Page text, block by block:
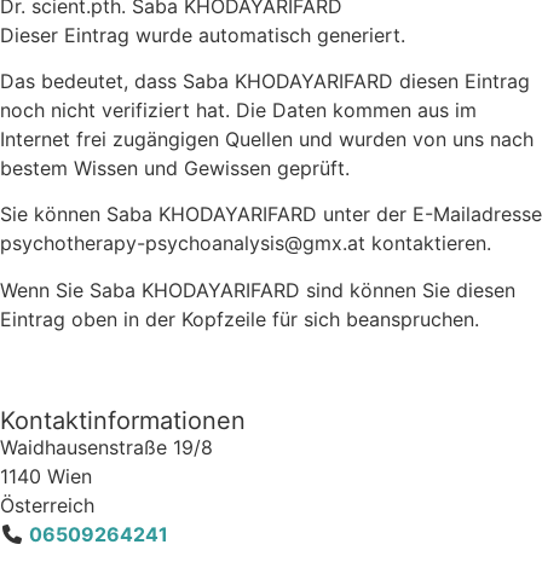
Dr. scient.pth. Saba KHODAYARIFARD
Dieser Eintrag wurde automatisch generiert.
Das bedeutet, dass Saba KHODAYARIFARD diesen Eintrag
noch nicht verifiziert hat. Die Daten kommen aus im
Internet frei zugängigen Quellen und wurden von uns nach
bestem Wissen und Gewissen geprüft.
Sie können Saba KHODAYARIFARD unter der E-Mailadresse
psychotherapy-psychoanalysis@gmx.at kontaktieren.
Wenn Sie Saba KHODAYARIFARD sind können Sie diesen
Eintrag oben in der Kopfzeile für sich beanspruchen.
Kontaktinformationen
Waidhausenstraße 19/8
1140 Wien
Österreich
06509264241